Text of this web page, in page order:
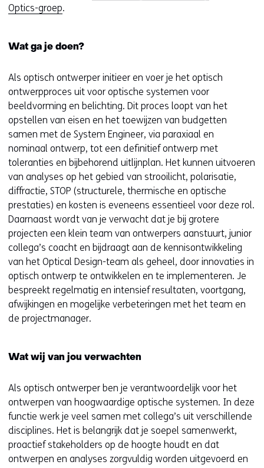
Optics-groep.
Wat ga je doen?
Als optisch ontwerper initieer en voer je het optisch
ontwerpproces uit voor optische systemen voor
beeldvorming en belichting. Dit proces loopt van het
opstellen van eisen en het toewijzen van budgetten
samen met de System Engineer, via paraxiaal en
nominaal ontwerp, tot een definitief ontwerp met
toleranties en bijbehorend uitlijnplan. Het kunnen uitvoeren
van analyses op het gebied van strooilicht, polarisatie,
diffractie, STOP (structurele, thermische en optische
prestaties) en kosten is eveneens essentieel voor deze rol.
Daarnaast wordt van je verwacht dat je bij grotere
projecten een klein team van ontwerpers aanstuurt, junior
collega’s coacht en bijdraagt aan de kennisontwikkeling
van het Optical Design-team als geheel, door innovaties in
optisch ontwerp te ontwikkelen en te implementeren. Je
bespreekt regelmatig en intensief resultaten, voortgang,
afwijkingen en mogelijke verbeteringen met het team en
de projectmanager.
Wat wij van jou verwachten
Als optisch ontwerper ben je verantwoordelijk voor het
ontwerpen van hoogwaardige optische systemen. In deze
functie werk je veel samen met collega’s uit verschillende
disciplines. Het is belangrijk dat je soepel samenwerkt,
proactief stakeholders op de hoogte houdt en dat
ontwerpen en analyses zorgvuldig worden uitgevoerd en